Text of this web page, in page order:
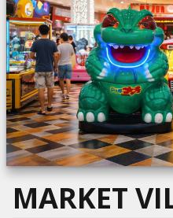
MARKET